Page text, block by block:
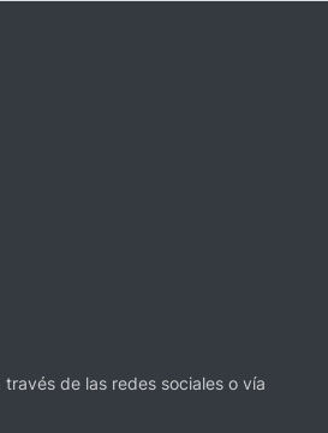
de las redes sociales o vía